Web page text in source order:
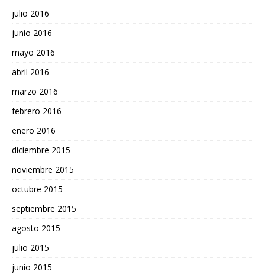
julio 2016
junio 2016
mayo 2016
abril 2016
marzo 2016
febrero 2016
enero 2016
diciembre 2015
noviembre 2015
octubre 2015
septiembre 2015
agosto 2015
julio 2015
junio 2015